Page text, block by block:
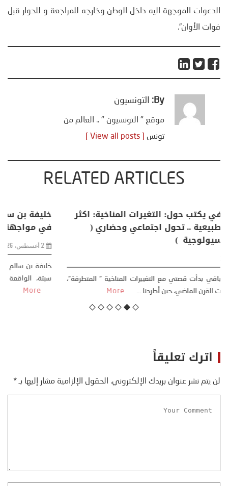
الدعوات الموجهة اليه داخل الوطن وخارجه للمراجعة و للحوار قبل
فوات الأوان”.
By: التونسيون
موقع " التونسيون " .. العالم من
تونس
RELATED ARTICLES
منذر بالضيافي يكتب حول: التغيرات المناخية: اكثر
من ظاهرة طبيعية .. تحول اجتماعي وحضاري (
مقاربة سوسيولوجية )
كتب: منذر بالضيافي بدأت قصتي مع التغييرات المناخية ” المتطرفة”،
منذ نهاية ثمانينات القرن الماضي، حين أطردنا ...
اترك تعليقاً
لن يتم نشر عنوان بريدك الإلكتروني. الحقول الإلزامية مشار إليها بـ*